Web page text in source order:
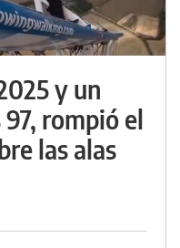
y un
rompió el
las alas